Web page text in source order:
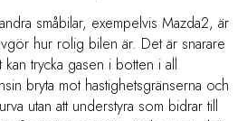
småbilar, exempelvis Mazda2, är
hur rolig bilen är. Det är snarare
kan trycka gasen i botten i all
bryta mot hastighetsgränserna och
utan att understyra som bidrar till